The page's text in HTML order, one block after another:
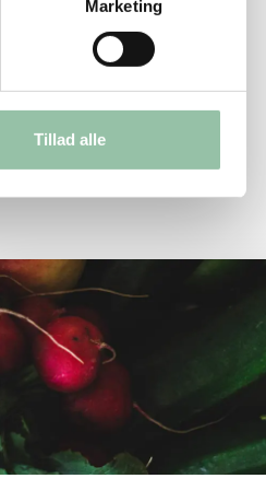
Marketing
Tillad alle
Læs mere om Hvordan gør du din